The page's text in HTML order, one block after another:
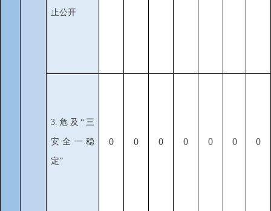
止公开
3.危及“三
安全一稳
定”
0 0 0 0 0 0 0